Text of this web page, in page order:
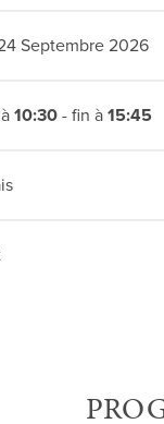
Septembre 2026
10:30- fin à15:45